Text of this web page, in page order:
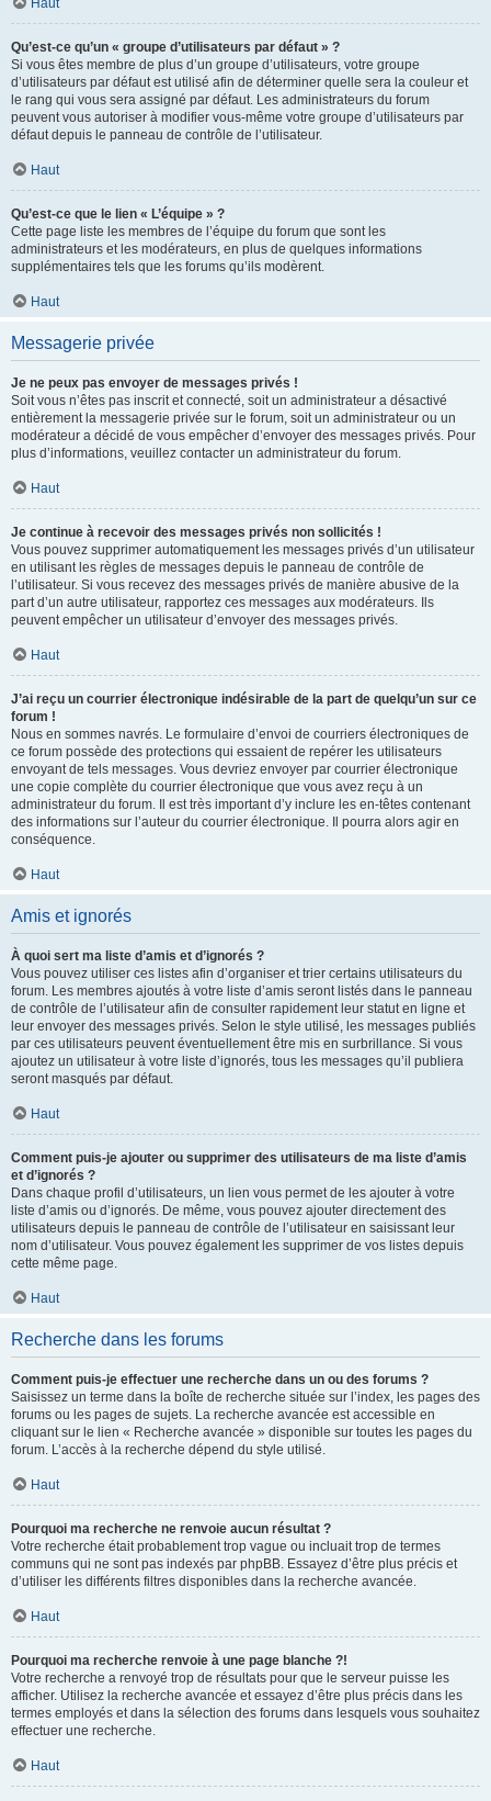
Haut
Qu’est-ce qu’un « groupe d’utilisateurs par défaut » ?
Si vous êtes membre de plus d’un groupe d’utilisateurs, votre groupe
d’utilisateurs par défaut est utilisé afin de déterminer quelle sera la couleur et
le rang qui vous sera assigné par défaut. Les administrateurs du forum
peuvent vous autoriser à modifier vous-même votre groupe d’utilisateurs par
défaut depuis le panneau de contrôle de l’utilisateur.
Haut
Qu’est-ce que le lien « L’équipe » ?
Cette page liste les membres de l’équipe du forum que sont les
administrateurs et les modérateurs, en plus de quelques informations
supplémentaires tels que les forums qu’ils modèrent.
Haut
Messagerie privée
Je ne peux pas envoyer de messages privés !
Soit vous n’êtes pas inscrit et connecté, soit un administrateur a désactivé
entièrement la messagerie privée sur le forum, soit un administrateur ou un
modérateur a décidé de vous empêcher d’envoyer des messages privés. Pour
plus d’informations, veuillez contacter un administrateur du forum.
Haut
Je continue à recevoir des messages privés non sollicités !
Vous pouvez supprimer automatiquement les messages privés d’un utilisateur
en utilisant les règles de messages depuis le panneau de contrôle de
l’utilisateur. Si vous recevez des messages privés de manière abusive de la
part d’un autre utilisateur, rapportez ces messages aux modérateurs. Ils
peuvent empêcher un utilisateur d’envoyer des messages privés.
Haut
J’ai reçu un courrier électronique indésirable de la part de quelqu’un sur ce
forum !
Nous en sommes navrés. Le formulaire d’envoi de courriers électroniques de
ce forum possède des protections qui essaient de repérer les utilisateurs
envoyant de tels messages. Vous devriez envoyer par courrier électronique
une copie complète du courrier électronique que vous avez reçu à un
administrateur du forum. Il est très important d’y inclure les en-têtes contenant
des informations sur l’auteur du courrier électronique. Il pourra alors agir en
conséquence.
Haut
Amis et ignorés
À quoi sert ma liste d’amis et d’ignorés ?
Vous pouvez utiliser ces listes afin d’organiser et trier certains utilisateurs du
forum. Les membres ajoutés à votre liste d’amis seront listés dans le panneau
de contrôle de l’utilisateur afin de consulter rapidement leur statut en ligne et
leur envoyer des messages privés. Selon le style utilisé, les messages publiés
par ces utilisateurs peuvent éventuellement être mis en surbrillance. Si vous
ajoutez un utilisateur à votre liste d’ignorés, tous les messages qu’il publiera
seront masqués par défaut.
Haut
Comment puis-je ajouter ou supprimer des utilisateurs de ma liste d’amis
et d’ignorés ?
Dans chaque profil d’utilisateurs, un lien vous permet de les ajouter à votre
liste d’amis ou d’ignorés. De même, vous pouvez ajouter directement des
utilisateurs depuis le panneau de contrôle de l’utilisateur en saisissant leur
nom d’utilisateur. Vous pouvez également les supprimer de vos listes depuis
cette même page.
Haut
Recherche dans les forums
Comment puis-je effectuer une recherche dans un ou des forums ?
Saisissez un terme dans la boîte de recherche située sur l’index, les pages des
forums ou les pages de sujets. La recherche avancée est accessible en
cliquant sur le lien « Recherche avancée » disponible sur toutes les pages du
forum. L’accès à la recherche dépend du style utilisé.
Haut
Pourquoi ma recherche ne renvoie aucun résultat ?
Votre recherche était probablement trop vague ou incluait trop de termes
communs qui ne sont pas indexés par phpBB. Essayez d’être plus précis et
d’utiliser les différents filtres disponibles dans la recherche avancée.
Haut
Pourquoi ma recherche renvoie à une page blanche ?!
Votre recherche a renvoyé trop de résultats pour que le serveur puisse les
afficher. Utilisez la recherche avancée et essayez d’être plus précis dans les
termes employés et dans la sélection des forums dans lesquels vous souhaitez
effectuer une recherche.
Haut